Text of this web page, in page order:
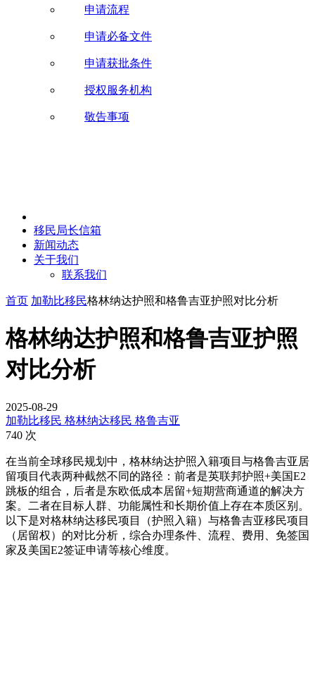
申请流程
申请必备文件
申请获批条件
授权服务机构
敬告事项
移民局长信箱
新闻动态
关于我们
联系我们
首页 加勒比移民格林纳达护照和格鲁吉亚护照对比分析
格林纳达护照和格鲁吉亚护照
对比分析
2025-08-29
加勒比移民 格林纳达移民 格鲁吉亚
740 次
在当前全球移民规划中，格林纳达护照入籍项目与格鲁吉亚居
留项目代表两种截然不同的路径：前者是英联邦护照+美国E2
跳板的组合，后者是东欧低成本居留+短期营商通道的解决方
案。二者在目标人群、功能属性和长期价值上存在本质区别。
以下是对格林纳达移民项目（护照入籍）与格鲁吉亚移民项目
（居留权）的对比分析，综合办理条件、流程、费用、免签国
家及美国E2签证申请等核心维度。